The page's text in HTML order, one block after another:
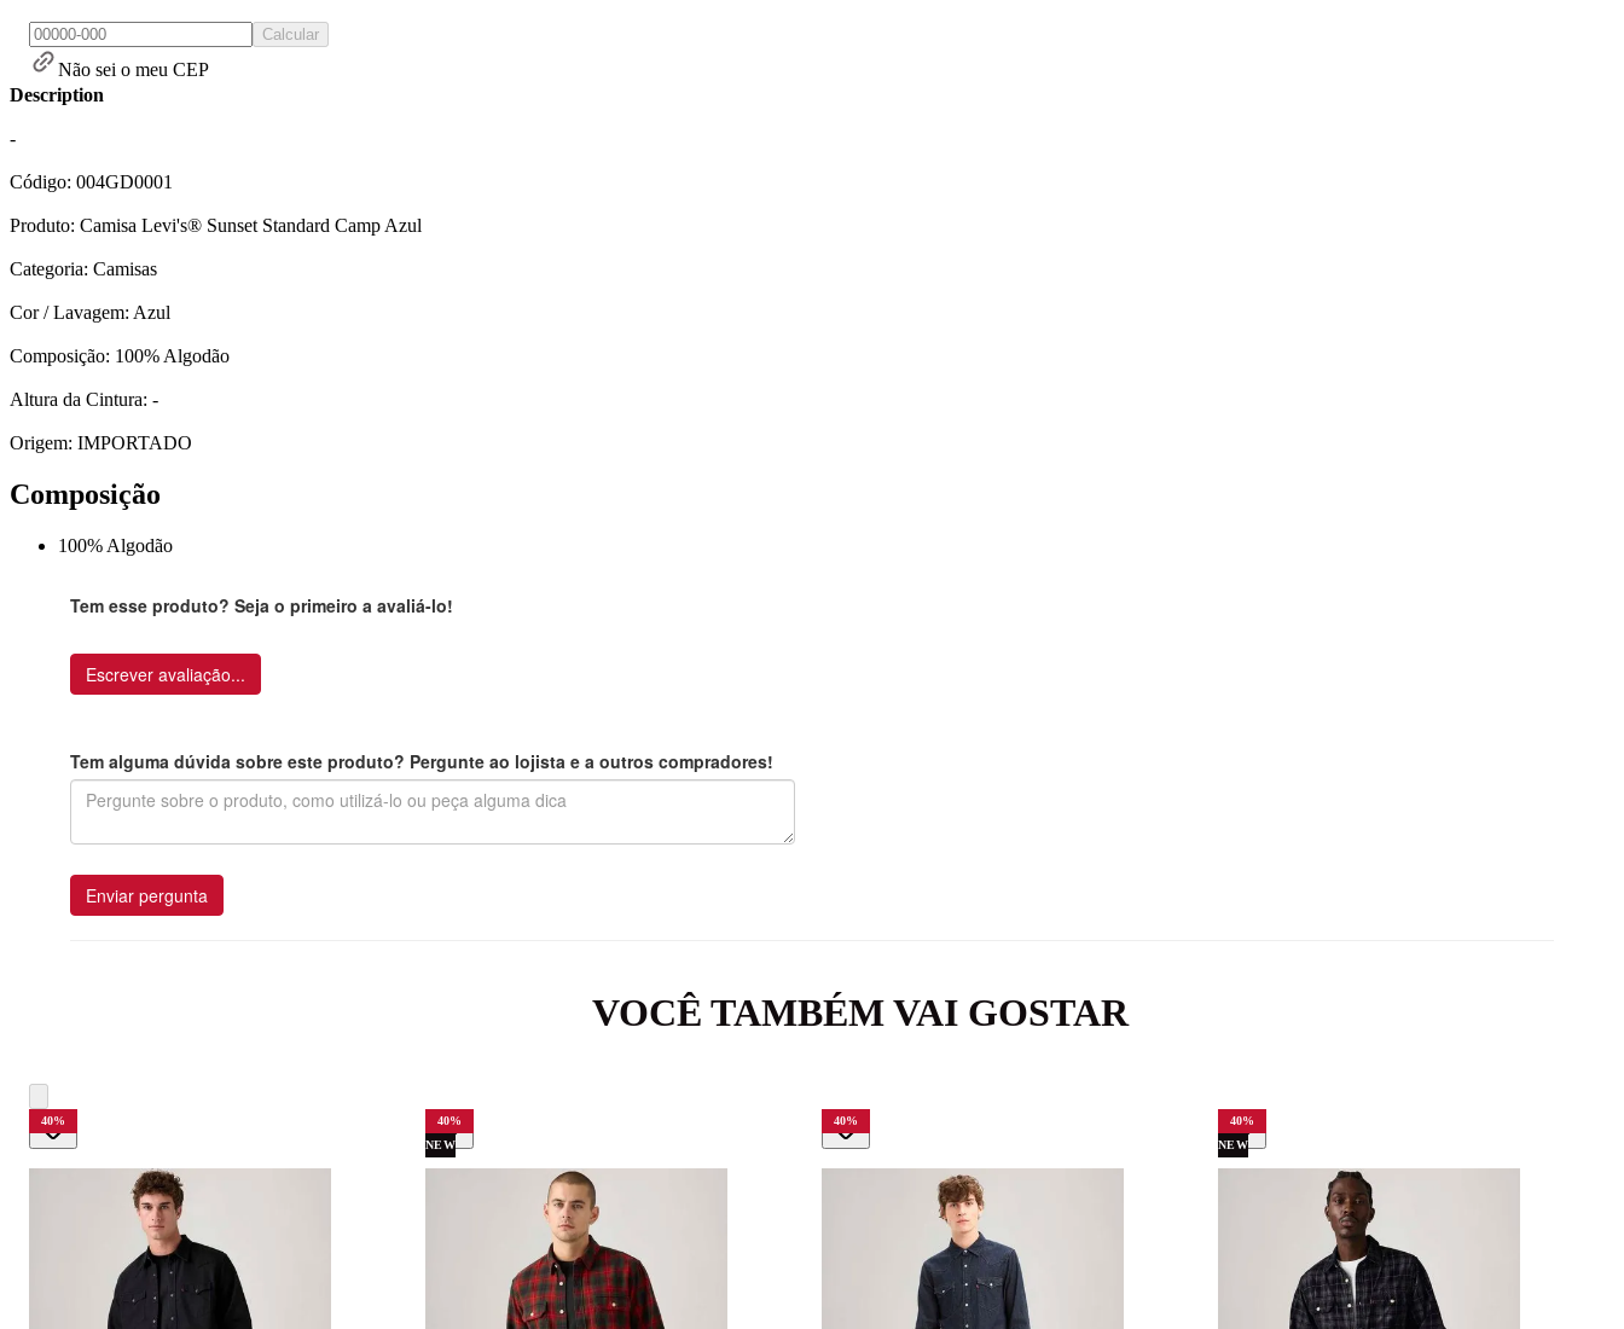
Calcular
Não sei o meu CEP
Description
-
Código: 004GD0001
Produto: Camisa Levi's® Sunset Standard Camp Azul
Categoria: Camisas
Cor / Lavagem: Azul
Composição: 100% Algodão
Altura da Cintura: -
Origem: IMPORTADO
Composição
100% Algodão
Tem esse produto? Seja o primeiro a avaliá-lo!
Escrever avaliação...
Tem alguma dúvida sobre este produto? Pergunte ao lojista e a outros compradores!
Enviar pergunta
VOCÊ TAMBÉM VAI GOSTAR
40% 40%
NEW
40% 40%
NEW